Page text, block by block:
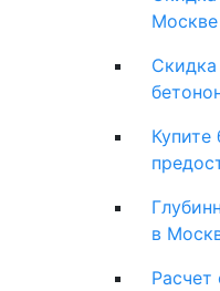
Москве
Скидка
Купите
в